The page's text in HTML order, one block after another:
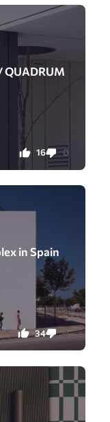
QUADRUM
16 0
in Spain
34 0